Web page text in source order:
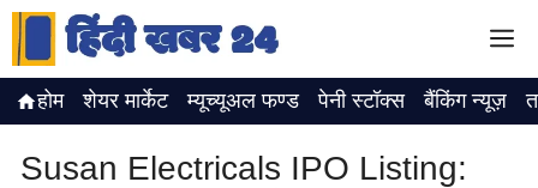
Skip
content
होम शेयर मार्केट म्यूच्यूअल फण्ड पेनी स्टॉक्स बैंकिंग न्यूज़
Susan Electricals IPO Listing: